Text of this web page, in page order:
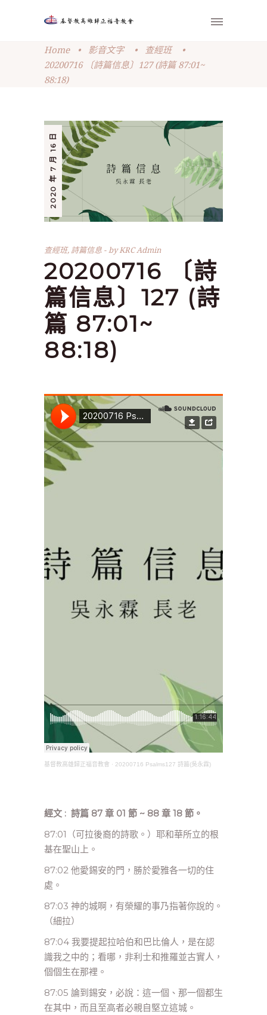
Home • 影音文字 • 查經班
•
20200716 〔詩篇信息〕127 (詩篇 87:01~
88:18)
2020 年 7 月 16 日
查經班, 詩篇信息 byKRC Admin
20200716 〔詩
篇信息〕127 (詩
篇 87:01~
88:18)
基督教高雄歸正福音教會 · 20200716 Psalms127 詩篇(吳永霖)
經文 : 詩篇 87 章 01 節 ~ 88 章 18 節。
87:01（可拉後裔的詩歌。）耶和華所立的根
基在聖山上。
87:02 他愛錫安的門，勝於愛雅各一切的住
處。
87:03 神的城啊，有榮耀的事乃指著你說的。
（細拉）
87:04 我要提起拉哈伯和巴比倫人，是在認
識我之中的；看哪，非利士和推羅並古實人，
個個生在那裡。
87:05 論到錫安，必說：這一個、那一個都生
在其中，而且至高者必親自堅立這城。